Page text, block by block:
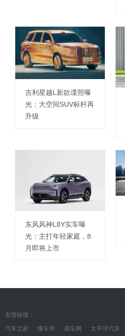
吉利星越L新款谍照曝
光：大空间SUV标杆再
升级
东风风神L8Y实车曝
光：主打年轻家庭，8
月即将上市
友情链接：
汽车之家
懂车帝 易车网 太平洋汽车